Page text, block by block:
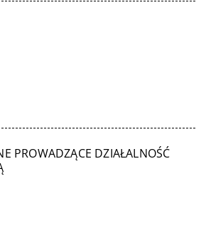
PROWADZĄCE DZIAŁALNOŚĆ